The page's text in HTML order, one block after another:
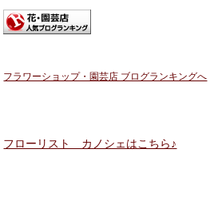
フラワーショップ・園芸店 ブログランキングへ
フローリスト カノシェはこちら♪